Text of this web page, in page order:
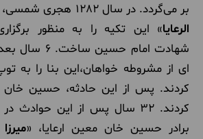
بر می‌گردد. در سال 1282 هجری شمسی، «
الرعایا» این تکیه را به منظور
ای از مشروطه خواهان،این بنا را به
کردند. پس از این حادثه، حسین خان
برادر حسین خان معین ارعایا، «